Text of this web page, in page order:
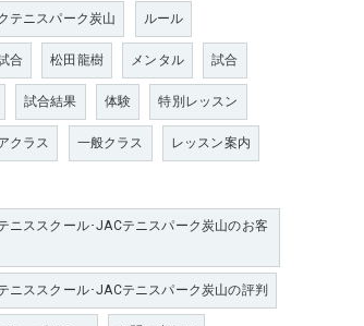
テニスパーク炭山 ルール
合 松田龍樹 メンタル 試合
試合結果 体験 特別レッスン
クラス 一般クラス レッスン案内
ニススクール･JACテニスパーク炭山のお客
ニススクール･JACテニスパーク炭山の評判